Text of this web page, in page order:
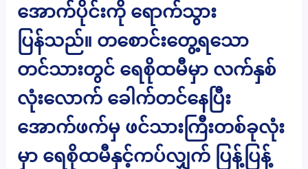
အောက်ပိုင်းကို ရောက်သွား
ပြန်သည်။ တစောင်းတွေ့ရသော
တင်သားတွင် ရေစိုထမီမှာ လက်နှစ်
လုံးလောက် ခေါက်တင်နေပြီး
အောက်ဖက်မှ ဖင်သားကြီးတစ်ခုလုံး
မှာ ရေစိုထမီနှင့်ကပ်လျှက် ပြန့်ပြန့်